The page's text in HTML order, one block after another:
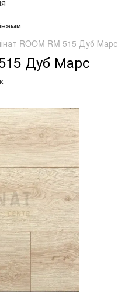
ROOM RM 515 Дуб Марс
Дуб Марс